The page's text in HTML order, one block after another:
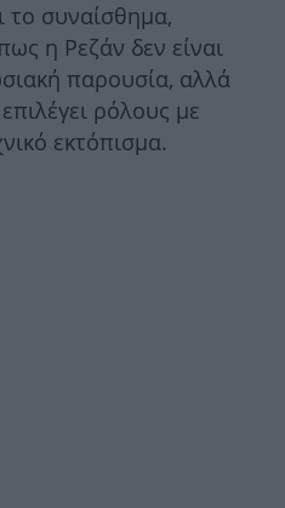
το συναίσθημα,
η Ρεζάν δεν είναι
παρουσία, αλλά
ρόλους με
εκτόπισμα.